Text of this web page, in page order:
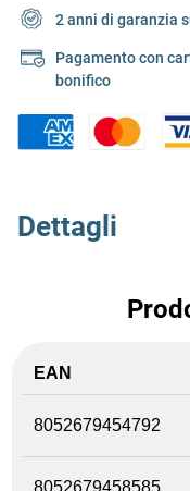
2 anni di garanzia
Pagamento con
bonifico
Dettagli
EAN
8052679454792
8052679458585